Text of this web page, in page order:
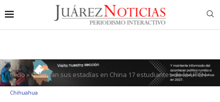
Inicio»Culminan sus estadías en China 17 estudiantes de la UTCH
Chihuahua